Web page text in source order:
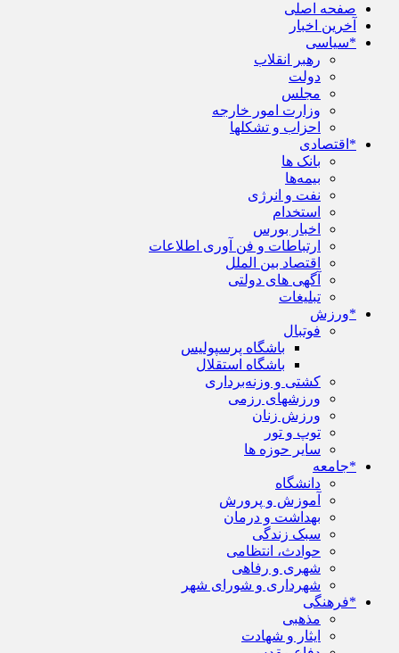
صفحه اصلی
آخرین اخبار
*سیاسی
رهبر انقلاب
دولت
مجلس
وزارت امور خارجه
احزاب و تشکلها
*اقتصادی
بانک ها
بیمه‌ها
نفت و انرژی
استخدام
اخبار بورس
ارتباطات و فن آوری اطلاعات
اقتصاد بین الملل
آگهی های دولتی
تبلیغات
*ورزش
فوتبال
باشگاه پرسپولیس
باشگاه استقلال
کشتی و وزنه‌برداری
ورزشهای رزمی
ورزش زنان
توپ و تور
سایر حوزه ها
*جامعه
دانشگاه
آموزش و پرورش
بهداشت و درمان
سبک زندگی
حوادث، انتظامی
شهری و رفاهی
شهرداری و شورای شهر
*فرهنگی
مذهبی
ایثار و شهادت